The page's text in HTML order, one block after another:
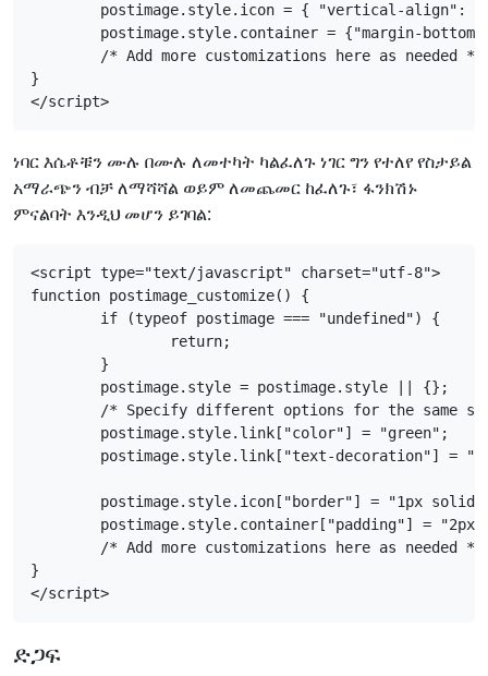
}
</script>
ነባር እሴቶቹን ሙሉ በሙሉ ለመተካት ካልፈለጉ ነገር ግን የተለየ የስታይል
አማራጭን ብቻ ለማሻሻል ወይም ለመጨመር ከፈለጉ፣ ፋንክሽኑ
ምናልባት እንዲህ መሆን ይገባል:
<script type="text/javascript" charset="utf-8">
function postimage_customize() {
}
</script>
ድጋፍ